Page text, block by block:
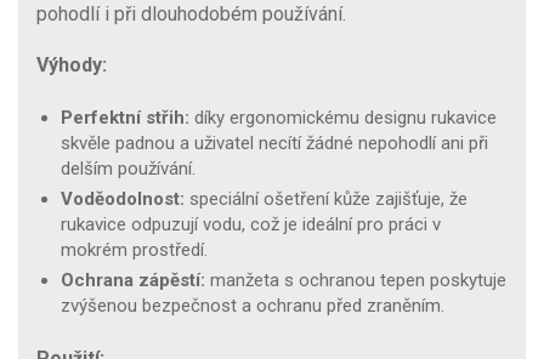
pohodlí i při dlouhodobém používání.
Výhody:
Perfektní střih: díky ergonomickému designu rukavice
skvěle padnou a uživatel necítí žádné nepohodlí ani při
delším používání.
Voděodolnost: speciální ošetření kůže zajišťuje, že
rukavice odpuzují vodu, což je ideální pro práci v
mokrém prostředí.
Ochrana zápěstí: manžeta s ochranou tepen poskytuje
zvýšenou bezpečnost a ochranu před zraněním.